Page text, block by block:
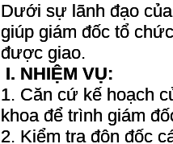
Dưới sự lãnh đạo
giúp giám đốc tổ
được giao.
I. NHIỆM VỤ:
1. Căn cứ kế hoạch
khoa để trình giám
2. Kiểm tra đôn đốc